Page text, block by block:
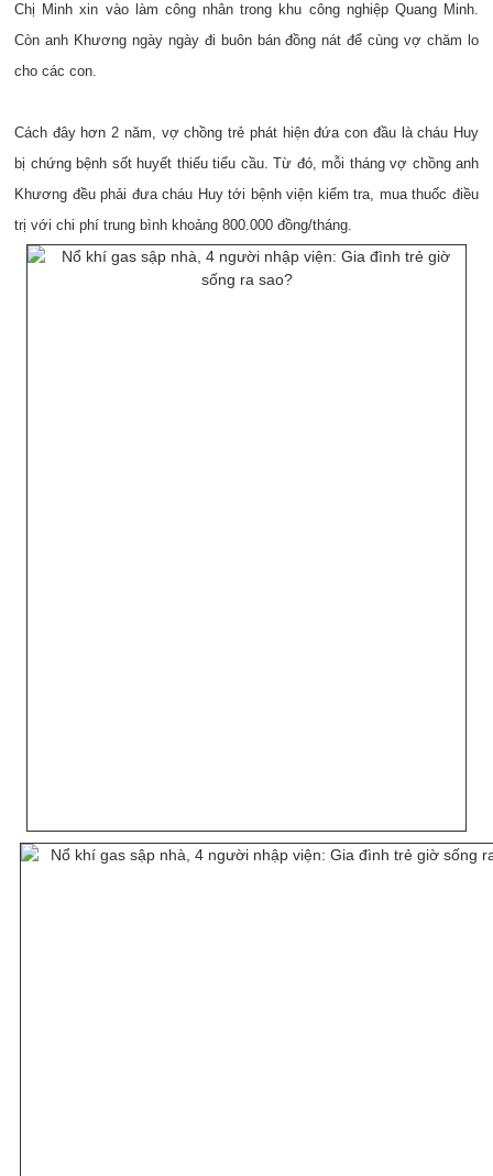
Chị Minh xin vào làm công nhân trong khu công nghiệp Quang Minh.
Còn anh Khương ngày ngày đi buôn bán đồng nát để cùng vợ chăm lo
cho các con.
Cách đây hơn 2 năm, vợ chồng trẻ phát hiện đứa con đầu là cháu Huy
bị chứng bệnh sốt huyết thiếu tiểu cầu. Từ đó, mỗi tháng vợ chồng anh
Khương đều phải đưa cháu Huy tới bệnh viện kiểm tra, mua thuốc điều
trị với chi phí trung bình khoảng 800.000 đồng/tháng.